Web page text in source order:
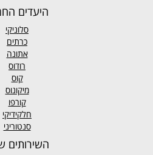
היעדים
סלוניקי
כרתים
אתונה
רודוס
קוס
מיקונוס
קורפו
חלקידיקי
סנטוריני
השירותים